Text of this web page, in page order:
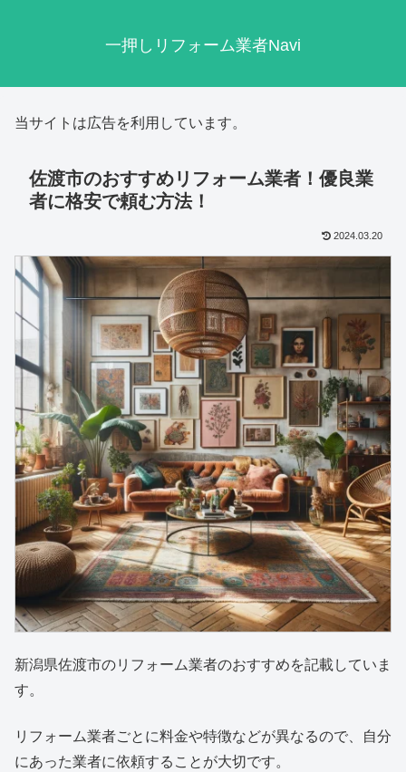
一押しリフォーム業者Navi
当サイトは広告を利用しています。
佐渡市のおすすめリフォーム業者！優良業
者に格安で頼む方法！
2024.03.20
新潟県佐渡市のリフォーム業者のおすすめを記載していま
す。
リフォーム業者ごとに料金や特徴などが異なるので、自分
にあった業者に依頼することが大切です。